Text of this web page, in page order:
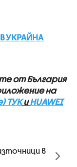
УКРАЙНА
от България
на
ТУКиHUAWEI
в